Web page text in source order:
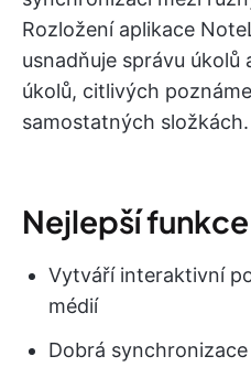
Rozložení aplikace
usnadňuje správu úkolů
úkolů, citlivých
samostatných složkách.
Nejlepší
Vytváří interaktivní
médií
Dobrá